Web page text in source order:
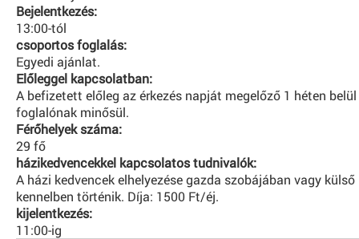
Bejelentkezés:
13:00-tól
csoportos foglalás:
Egyedi ajánlat.
Előleggel kapcsolatban:
A befizetett előleg az érkezés napját megelőző 1 héten belül
foglalónak minősül.
Férőhelyek száma:
29 fő
házikedvencekkel kapcsolatos tudnivalók:
A házi kedvencek elhelyezése gazda szobájában vagy külső
kennelben történik. Díja: 1500 Ft/éj.
kijelentkezés:
11:00-ig